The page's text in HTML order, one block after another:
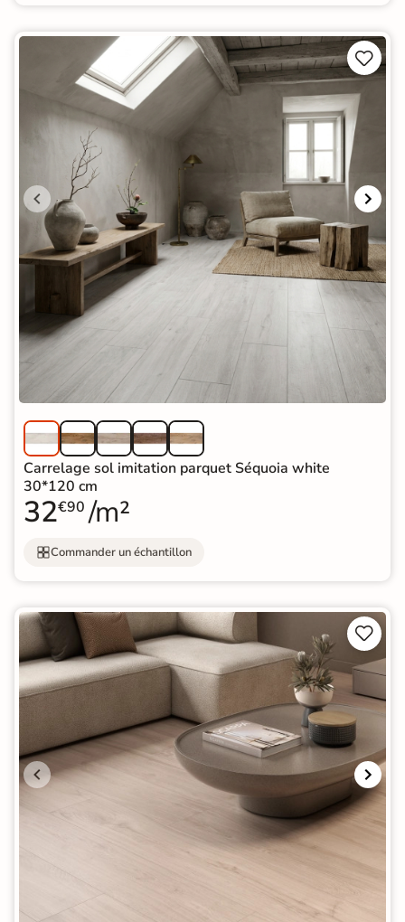


Carrelage sol imitation parquet Séquoia white
30*120 cm
32€90 /m²
Commander un échantillon

